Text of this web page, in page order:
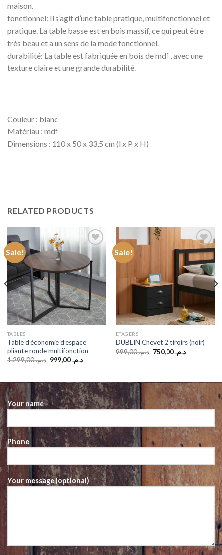
maison.
fonctionnel: Il s’agit d’une table pratique, multifonctionnel et
pratique. La table basse est en bois massif, ce qui peut être
très beau et a un sens de la mode fonctionnel.
durabilité: La table est fabriquée en bois de mdf , avec une
texture claire et une grande durabilité.
Couleur : blanc
Matériau : mdf
Dimensions : 110 x 50 x 33,5 cm (l x P x H)
RELATED PRODUCTS
Sale!
TABLES
Table d’économie d’espace
pliante ronde multifonction
د.م.1.299,00
Original
price
د.م.999,00
Current
Sale!
ETAGERS
DUBLIN Chevet 2 tiroirs (noir)
د.م.999,00
Original
price
د.م.750,00
Current
Your name
Phone
Your message (optional)